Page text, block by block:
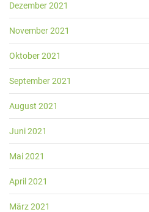
Dezember 2021
November 2021
Oktober 2021
September 2021
August 2021
Juni 2021
Mai 2021
April 2021
März 2021